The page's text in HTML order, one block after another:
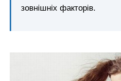
зовнішніх факторів.